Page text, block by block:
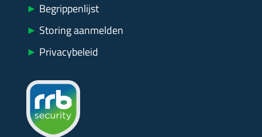
► Begrippenlijst
► Storing aanmelden
► Privacybeleid